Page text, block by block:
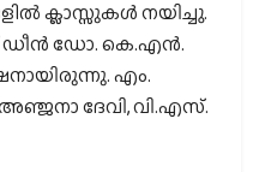
ക്ലാസ്സുകള്‍ നയിച്ചു.
ഡീന്‍ ഡോ. കെ.എന്‍.
എം.
ദേവി, വി.എസ്.